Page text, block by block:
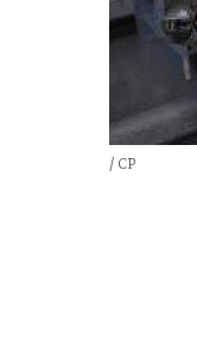
Créditos
/ CP